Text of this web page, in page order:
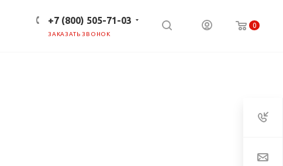
0
+7 (800) 505-71-03
ЗАКАЗАТЬ ЗВОНОК